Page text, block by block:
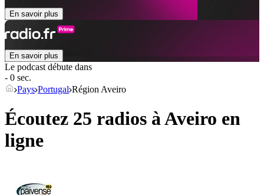
En savoir plus
En savoir plus
Le podcast débute dans
- 0 sec.
Pays Portugal Région Aveiro
Écoutez 25 radios àAveiro en
ligne